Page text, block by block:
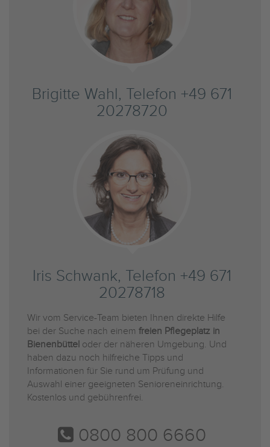
Brigitte Wahl, Telefon +49 671
20278720
Iris Schwank, Telefon +49 671
20278718
Wir vom Service-Team bieten Ihnen direkte Hilfe
bei der Suche nach einem freien Pflegeplatz in
Bienenbüttel oder der näheren Umgebung. Und
haben dazu noch hilfreiche Tipps und
Informationen für Sie rund um Prüfung und
Auswahl einer geeigneten Senioreneinrichtung.
Kostenlos und gebührenfrei.
0800 800 6660